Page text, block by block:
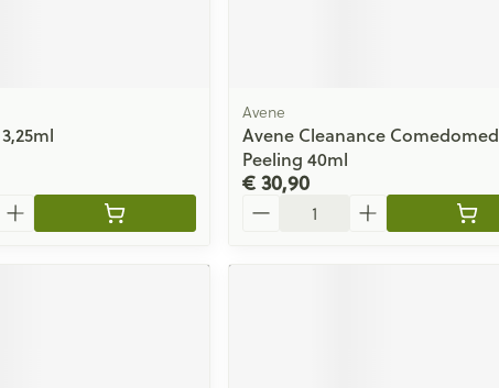
Avene
Avene Cleanance Comedomed
Peeling 40ml
€ 30,90